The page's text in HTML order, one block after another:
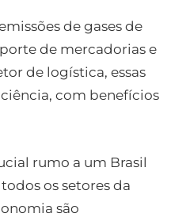
de gases de
de mercadorias e
de logística, essas
com benefícios
rumo a um Brasil
os setores da
são